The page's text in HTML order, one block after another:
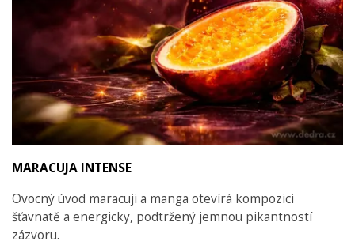
MARACUJA INTENSE
Ovocný úvod maracuji a manga otevírá kompozici
šťavnatě a energicky, podtržený jemnou pikantností
zázvoru.